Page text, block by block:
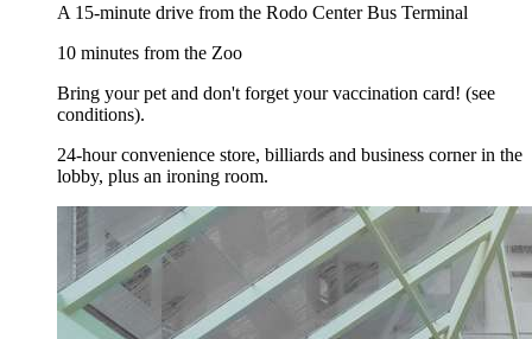
A 15-minute drive from the Rodo Center Bus Terminal
10 minutes from the Zoo
Bring your pet and don't forget your vaccination card! (see
conditions).
24-hour convenience store, billiards and business corner in the
lobby, plus an ironing room.